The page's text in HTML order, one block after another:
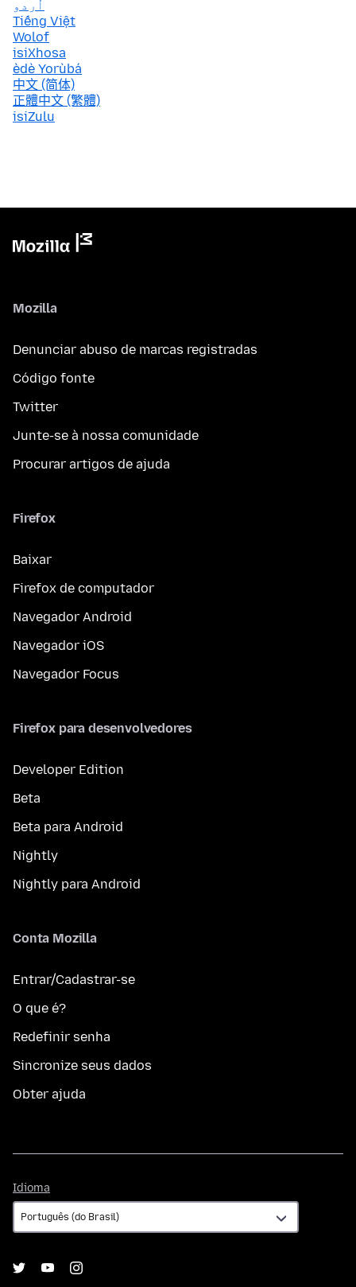
اُردو
Tiếng Việt
Wolof
isiXhosa
èdè Yorùbá
中文 (简体)
正體中文 (繁體)
isiZulu
Mozilla
Denunciar abuso de marcas registradas
Código fonte
Twitter
Junte-se à nossa comunidade
Procurar artigos de ajuda
Firefox
Baixar
Firefox de computador
Navegador Android
Navegador iOS
Navegador Focus
Firefox para desenvolvedores
Developer Edition
Beta
Beta para Android
Nightly
Nightly para Android
Conta Mozilla
Entrar/Cadastrar-se
O que é?
Redefinir senha
Sincronize seus dados
Obter ajuda
Idioma